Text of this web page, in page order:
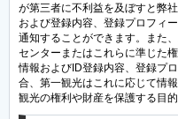
が第三者に不利益を及ぼすと弊
および登録内容、登録プロフィ
通知することができます。また
センターまたはこれらに準じた
情報およびID登録内容、登録プ
合、第一観光はこれに応じて情
観光の権利や財産を保護する目